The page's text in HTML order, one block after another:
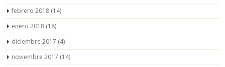
febrero 2018 (14)
enero 2018 (18)
diciembre 2017 (4)
noviembre 2017 (14)